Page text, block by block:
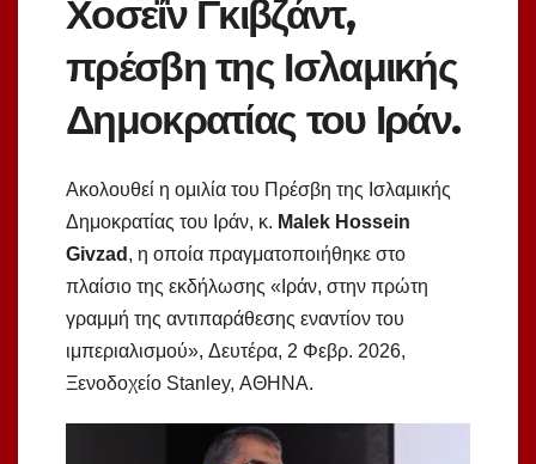
Χοσεΐν Γκιβζάντ,
πρέσβη της Ισλαμικής
Δημοκρατίας του Ιράν.
Ακολουθεί η ομιλία του Πρέσβη της Ισλαμικής
Δημοκρατίας του Ιράν, κ. Malek Hossein
Givzad , η οποία πραγματοποιήθηκε στο
πλαίσιο της εκδήλωσης «Ιράν, στην πρώτη
γραμμή της αντιπαράθεσης εναντίον του
ιμπεριαλισμού», Δευτέρα, 2 Φεβρ. 2026,
Ξενοδοχείο Stanley, ΑΘΗΝΑ.